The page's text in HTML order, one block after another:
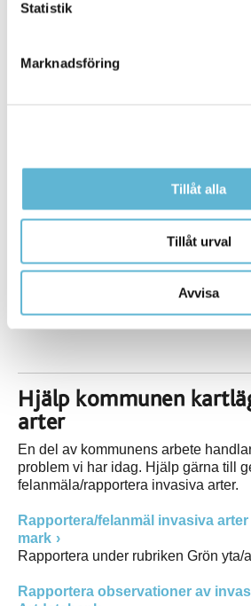
Statistik
Marknadsföring
Tillåt alla
Tillåt urval
Avvisa
bekämpning kan resultera i ökad risk
växer rekommenderar
åtgärder. Om du måste bekämpa
tillvägagångsätt för att bekämpa
Hantera växtavfall på
Det är mycket viktigt att du hanterar
så att inga växtdelar sprids ut i
Läs mer om hur du ska hantera
arter
Hjälp kommunen
arter
En del av kommunens arbete
problem vi har idag. Hjälp gärna till
felanmäla/rapportera invasiva arter.
Rapportera/felanmäl invasiva
mark
Rapportera under rubriken Grön yta/
Rapportera observationer av